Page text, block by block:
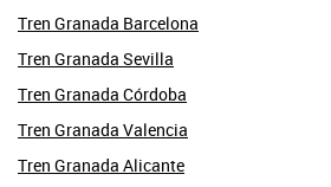
Tren Granada Barcelona
Tren Granada Sevilla
Tren Granada Córdoba
Tren Granada Valencia
Tren Granada Alicante